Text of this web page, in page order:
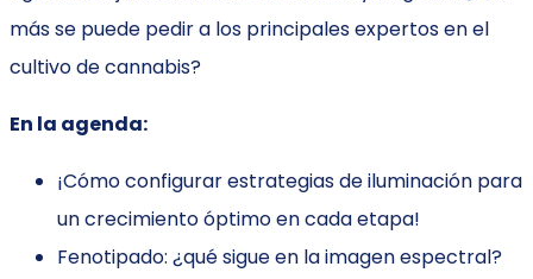
más se puede pedir a los principales expertos en el
cultivo de cannabis?
En la agenda:
¡Cómo configurar estrategias de iluminación para
un crecimiento óptimo en cada etapa!
Fenotipado: ¿qué sigue en la imagen espectral?